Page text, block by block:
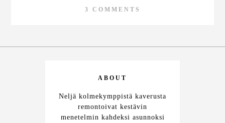
3 COMMENTS
ABOUT
Neljä kolmekymppistä kaverusta
remontoivat kestävin
menetelmin kahdeksi asunnoksi